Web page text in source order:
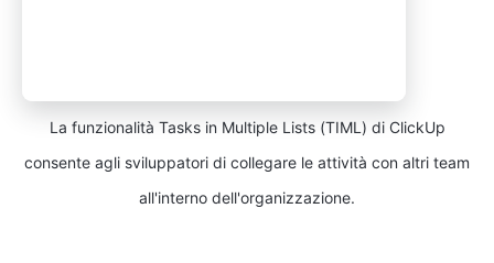
La funzionalità Tasks in Multiple Lists (TIML) di ClickUp
consente agli sviluppatori di collegare le attività con altri team
all'interno dell'organizzazione.